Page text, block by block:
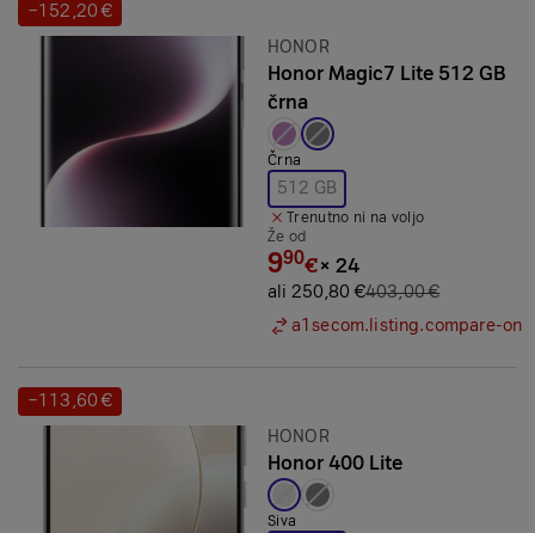
Prihranek:
−152,20 €
Znamka:
HONOR
Honor Magic7 Lite 512 GB
črna
Izbrana barva:
Črna
512 GB
Trenutno ni na voljo
Že od
990€× 24
ali 250,80 €403,00 €
a1secom.listing.compare-on
Prihranek:
−113,60 €
Znamka:
HONOR
Honor 400 Lite
Izbrana barva:
Siva